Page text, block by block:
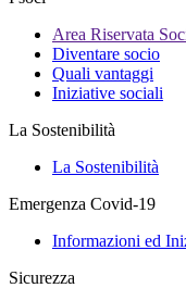
Area Riservata
Diventare socio
Quali vantaggi
Iniziative sociali
La Sostenibilità
La Sostenibilità
Emergenza Covid-19
Informazioni ed
Sicurezza